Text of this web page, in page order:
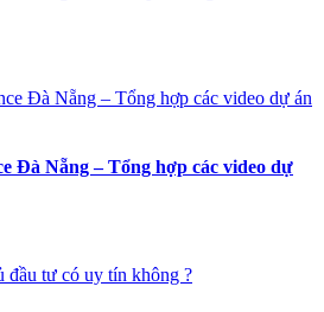
Đà Nẵng – Tổng hợp các video dự